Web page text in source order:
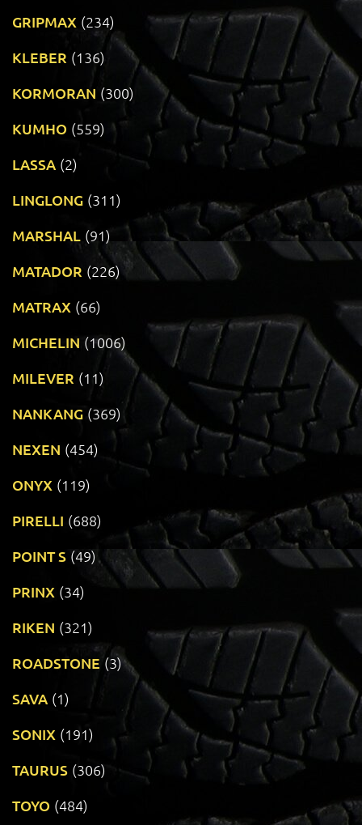
GRIPMAX (234)
KLEBER (136)
KORMORAN (300)
KUMHO (559)
LASSA (2)
LINGLONG (311)
MARSHAL (91)
MATADOR (226)
MATRAX (66)
MICHELIN (1006)
MILEVER (11)
NANKANG (369)
NEXEN (454)
ONYX (119)
PIRELLI (688)
POINT S (49)
PRINX (34)
RIKEN (321)
ROADSTONE (3)
SAVA (1)
SONIX (191)
TAURUS (306)
TOYO (484)